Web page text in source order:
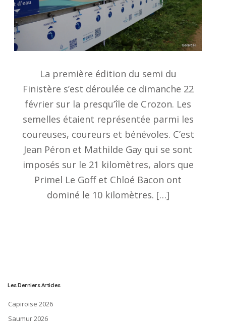
La première édition du semi du
Finistère s’est déroulée ce dimanche 22
février sur la presqu’île de Crozon. Les
semelles étaient représentée parmi les
coureuses, coureurs et bénévoles. C’est
Jean Péron et Mathilde Gay qui se sont
imposés sur le 21 kilomètres, alors que
Primel Le Goff et Chloé Bacon ont
dominé le 10 kilomètres. […]
Les Derniers Articles
Capiroise 2026
Saumur 2026